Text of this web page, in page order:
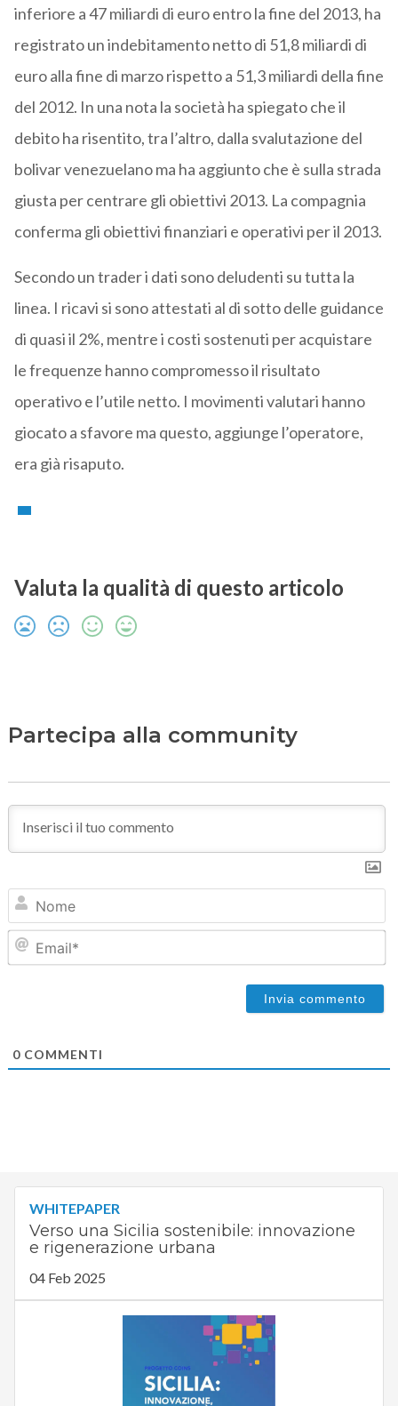
inferiore a 47 miliardi di euro entro la fine del 2013, ha
registrato un indebitamento netto di 51,8 miliardi di
euro alla fine di marzo rispetto a 51,3 miliardi della fine
del 2012. In una nota la società ha spiegato che il
debito ha risentito, tra l’altro, dalla svalutazione del
bolivar venezuelano ma ha aggiunto che è sulla strada
giusta per centrare gli obiettivi 2013. La compagnia
conferma gli obiettivi finanziari e operativi per il 2013.
Secondo un trader i dati sono deludenti su tutta la
linea. I ricavi si sono attestati al di sotto delle guidance
di quasi il 2%, mentre i costi sostenuti per acquistare
le frequenze hanno compromesso il risultato
operativo e l’utile netto. I movimenti valutari hanno
giocato a sfavore ma questo, aggiunge l’operatore,
era già risaputo.
Valuta la qualità di questo articolo
Partecipa alla community
0COMMENTI
WHITEPAPER
Verso una Sicilia sostenibile: innovazione
e rigenerazione urbana
04 Feb 2025